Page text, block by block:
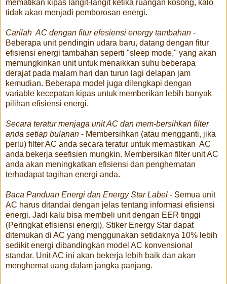
mematikan kipas langit-langit ketika ruangan kosong, kalo
tidak akan menjadi pemborosan energi.
Carilah AC dengan fitur efesiensi energy tambahan -
Beberapa unit pendingin udara baru, datang dengan fitur
efisiensi energi tambahan seperti "sleep mode," yang akan
memungkinkan unit untuk menaikkan suhu beberapa
derajat pada malam hari dan turun lagi delapan jam
kemudian. Beberapa model juga dilengkapi dengan
variable kecepatan kipas untuk memberikan lebih banyak
pilihan efisiensi energi.
Secara teratur menjaga unit AC dan mem-bersihkan filter
anda setiap bulanan - Membersihkan (atau mengganti, jika
perlu) filter AC anda secara teratur untuk memastikan AC
anda bekerja seefisien mungkin. Membersikan filter unit AC
anda akan meningkatkan efisiensi dan penghematan
terhadapat tagihan energi anda.
Baca Panduan Energi dan Energy Star Label - Semua unit
AC harus ditandai dengan jelas tentang informasi efisiensi
energi. Jadi kalu bisa membeli unit dengan EER tinggi
(Peringkat efisiensi energi). Stiker Energy Star dapat
ditemukan di AC yang menggunakan setidaknya 10% lebih
sedikit energi dibandingkan model AC konvensional
standar. Unit AC ini akan bekerja lebih baik dan akan
menghemat uang dalam jangka panjang.